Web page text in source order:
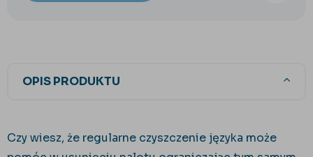
OPIS PRODUKTU
Czy wiesz, że regularne czyszczenie języka może